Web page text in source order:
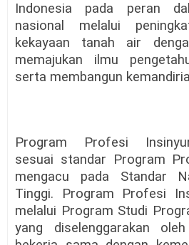
Indonesia pada peran
nasional melalui
kekayaan tanah air
memajukan ilmu
serta membangun
Program Profesi
sesuai standar Program
mengacu pada Standar
Tinggi. Program Profesi
melalui Program Studi
yang diselenggarakan